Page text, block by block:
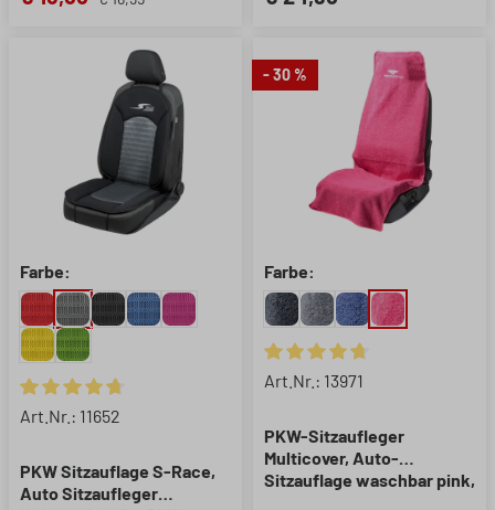
Farbe:
Durchschnittliche Bewertung von 4.85 von 5 Sternen
Art.Nr.: 11652
PKW Sitzauflage S-Race,
Auto Sitzaufleger
- 30 %
Farbe:
Durchschnittliche Bewertung
Art.Nr.: 13971
PKW-Sitzaufleger
Multicover, Auto-
Sitzauflage waschbar pink,